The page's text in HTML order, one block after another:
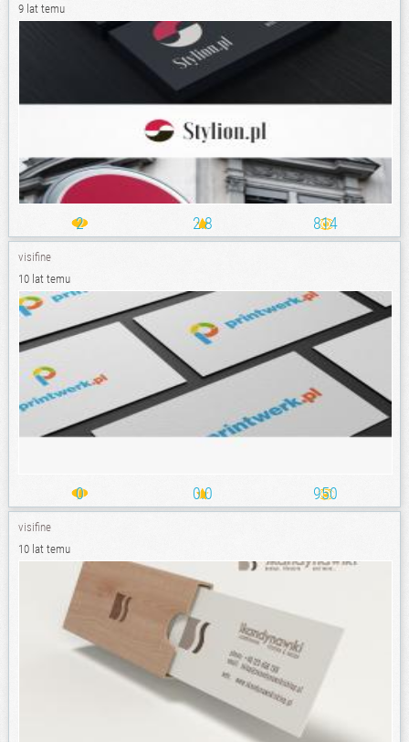
9 lat temu
2 2.8 814
visifine
10 lat temu
0 0.0 950
visifine
10 lat temu